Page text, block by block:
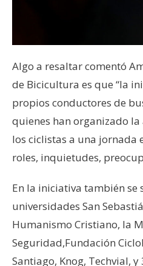
Algo a resaltar comentó
de Bicicultura es que “la
propios conductores de
quienes han organizado
los ciclistas a una jornada
roles, inquietudes,
En la iniciativa también se
universidades San
Humanismo Cristiano, la
Seguridad,Fundación
Santiago, Knog, Techvial, y